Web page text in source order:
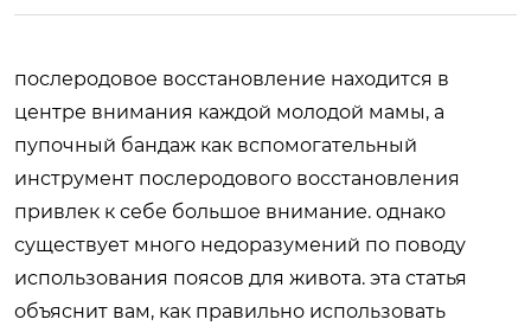
послеродовое восстановление находится в
центре внимания каждой молодой мамы, а
пупочный бандаж как вспомогательный
инструмент послеродового восстановления
привлек к себе большое внимание. однако
существует много недоразумений по поводу
использования поясов для живота. эта статья
объяснит вам, как правильно использовать